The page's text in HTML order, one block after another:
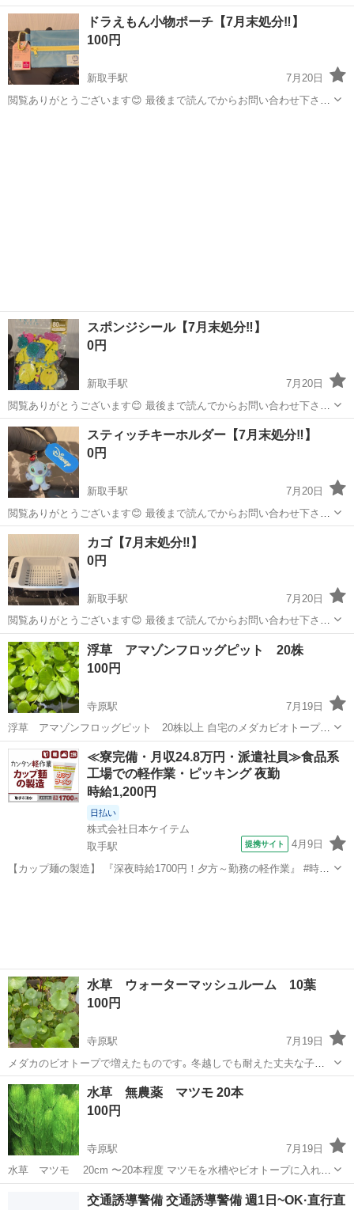
い。 読まれた方のみ、ご返信致します。ご理解下さいませ。
【⭐️お品物の状態🌟】 ・未使用品になります。
【🏃‍♂️...
茨城 取手市 新取手駅 その他 テール
ドラえもん小物ポーチ【7月末処分‼️】
100円
新取手駅
7月20日
閲覧ありがとうございます😊 最後まで読んでからお問い合わせ下さ
スポンジシール【7月末処分‼️】
0円
新取手駅
7月20日
閲覧ありがとうございます😊 最後まで読んでからお問い合わせ下さ
い。 読まれた方のみ、ご返信致します。ご理解下さいませ。
【⭐️お品物の状態🌟】 ・未使用品になります。
【🏃‍♂️...
茨城 取手市 TSUTAYA
スティッチキーホルダー【7月末処分‼️】
0円
新取手駅
7月20日
閲覧ありがとうございます😊 最後まで読んでからお問い合わせ下さ
い。 読まれた方のみ、ご返信致します。ご理解下さいませ。
【⭐️お品物の状態🌟】 ・未使用品になります。
【🏃‍♂...
茨城 取手市 新取手駅 その他
カゴ【7月末処分‼️】
0円
新取手駅
7月20日
閲覧ありがとうございます😊 最後まで読んでからお問い合わせ下さ
い。 読まれた方のみ、ご返信致します。ご理解下さいませ。
【⭐️お品物の状態🌟】 ・中古品になりますが、
整備と消毒済みです。 ...
茨城 取手市 新取手駅 その他 カゴ
浮草 アマゾンフロッグピット 20株
100円
寺原駅
7月19日
浮草 アマゾンフロッグピット 20株以上 自宅のメダカビオトープで
増えたものです｡ バケツにまとめて入れて置いたので日光不足で傷ん
でいる物もありますが､直ぐに綺麗で元気な株が育ちます^ ^ メダカや
貝の卵が付いているかもしれ...
茨城 取手市 寺原駅 その他 浮草
≪寮完備・月収24.8万円・派遣社員≫食品系
工場での軽作業・ピッキング 夜勤
時給1,200円
日払い
株式会社日本ケイテム
取手駅
提携サイト 4月9日
【カップ麺の製造】 『深夜時給1700円！夕方～勤務の軽作業』 #時給
水草 ウォーターマッシュルーム 10葉
100円
寺原駅
7月19日
メダカのビオトープで増えたものです｡ 冬越しでも耐えた丈夫な子達
です､冬場の葉は小さくなりますが今は大きく立派な沢山の葉です♪ 量
はおおよそ10葉以上の丈夫な葉をお持ちします^ ^ 夏場の気温の上昇を
抑えたり、苔の抑制...
茨城 取手市 寺原駅 その他 ウォーターマッシュルーム
水草 無農薬 マツモ 20本
100円
寺原駅
7月19日
水草 マツモ 20cm 〜20本程度 マツモを水槽やビオトープに入れる
メリット✨ マツモを水槽に入れるメリットや利用方法は様々ありま
す。 水質浄化を期待したり、浮かべるだけで植える手間を省けたり、
寺原駅 その他 マツモ
交通誘導警備 交通誘導警備 週1日~OK·直行直